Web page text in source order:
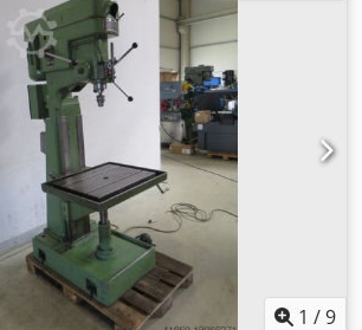
Tisch 150 / 735 mm Gewicht 380 kg
mm Ausstattung : - automatischer
0,1 + 0,3 mm/U -
- digitale Drehzahlanzeige
- Spindelschutz mit elektr.
Sonderausstattung: -
im Fuß montiert Pos. 24. -
Pos. 20.0 (Gewindeschneiden
Ajxaa E Rsk Dsck - LED-
Pos. 12.
1 /9